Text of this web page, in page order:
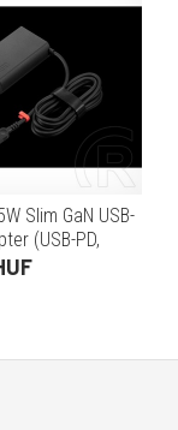
Slim GaN USB-
(USB-PD,
100-240V 50-